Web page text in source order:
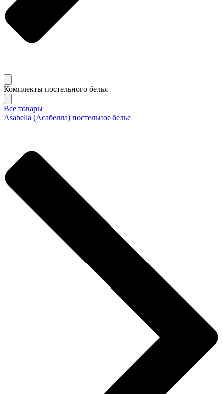
Комплекты постельного белья
Все товары
Asabella (Асабелла) постельное белье